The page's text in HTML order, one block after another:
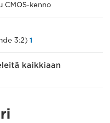
CMOS-kenno
3:2) 1
kaikkiaan